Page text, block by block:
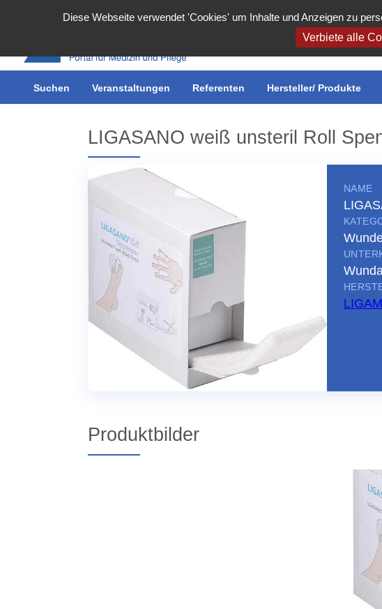
Diese Webseite verwendet 'Cookies' um Inhalte und Anzeigen zu
Verbiete alle
Suchen Veranstaltungen Referenten Hersteller/ Produkte
Inserieren Meine Inserate Benutzerkonto
LIGASANO weiß unsteril Roll
NAME
Produktbilder